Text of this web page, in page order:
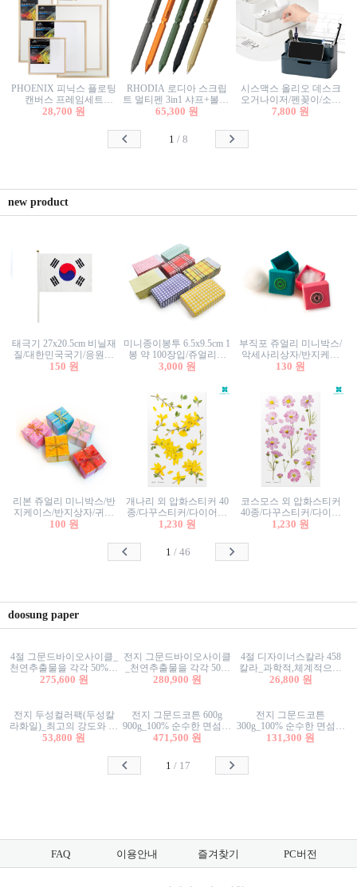
PHOENIX 피닉스 플로팅
캔버스 프레임세트
50x50cm/액자캔버스/인테
28,700 원
RHODIA 로디아 스크립
트 멀티펜 3in1 샤프+볼펜/
무광택 알루미늄 육각배
65,300 원
시스맥스 올리오 데스크
오거나이저/펜꽂이/소품
꽂이/소품함/정리함/수납
7,800 원
1 / 8
new product
태극기 27x20.5cm 비닐재
질/대한민국국기/응원깃
발/행사깃발
150 원
미니종이봉투 6.5x9.5cm 1
봉 약 100장입/쥬얼리봉
투/증명사진봉투/악세사
3,000 원
부직포 쥬얼리 미니박스/
악세사리상자/반지케이
스/반지상자/귀걸이상자/
130 원
리본 쥬얼리 미니박스/반
지케이스/반지상자/귀걸
이상자/귀걸이박스/악세
100 원
개나리 외 압화스티커 40
종/다꾸스티커/다이어리
꾸미기/꽃스티커/자연물
1,230 원
코스모스 외 압화스티커
40종/다꾸스티커/다이어
리꾸미기/꽃스티커/자연
1,230 원
1 /46
doosung paper
4절 그문드바이오사이클_
천연추출물을 각각 50%이
상 함유한 친환경그래픽
275,600 원
전지 그문드바이오사이클
_천연추출물을 각각 50%
이상 함유한 친환경그래
280,900 원
4절 디자이너스칼라 458
칼라_과학적,체계적으로
분류된 200색을 갖춘 색지
26,800 원
전지 두성컬러팩(두성칼
라화일)_최고의 강도와 평
활성을 지닌 다양한 컬러
53,800 원
전지 그문드코튼 600g
900g_100% 순수한 면섬유
로 만든 친환경프리미엄
471,500 원
전지 그문드코튼
300g_100% 순수한 면섬유
로 만든 친환경프리미엄
131,300 원
1 / 17
FAQ 이용안내 즐겨찾기 PC버전